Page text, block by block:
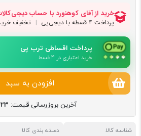
پرداخت اقساطی ترب پی
خرید اعتباری در 4 قسط
افزودن به سبد
آخرین بروزرسانی قیمت: 23 روز قبل
شناسه کالا دسته بندی کالا